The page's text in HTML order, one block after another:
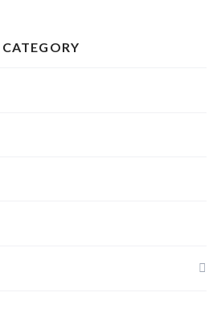
CATEGORY